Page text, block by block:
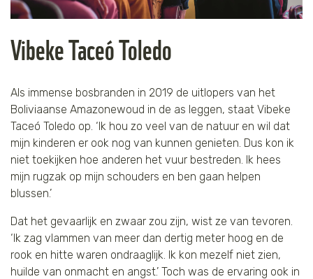
Vibeke Taceó Toledo
Als immense bosbranden in 2019 de uitlopers van het
Boliviaanse Amazonewoud in de as leggen, staat Vibeke
Taceó Toledo op. ‘Ik hou zo veel van de natuur en wil dat
mijn kinderen er ook nog van kunnen genieten. Dus kon ik
niet toekijken hoe anderen het vuur bestreden. Ik hees
mijn rugzak op mijn schouders en ben gaan helpen
blussen.’
Dat het gevaarlijk en zwaar zou zijn, wist ze van tevoren.
‘Ik zag vlammen van meer dan dertig meter hoog en de
rook en hitte waren ondraaglijk. Ik kon mezelf niet zien,
huilde van onmacht en angst.’ Toch was de ervaring ook in